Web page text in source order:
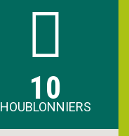
10
HOUBLONNIERS